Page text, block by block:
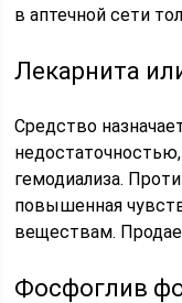
в аптечной сети
Лекарнита
Средство
гемодиализа.
повышенная
веществам.
Фосфоглив